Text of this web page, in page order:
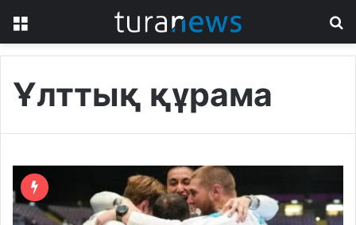
Ұлттық құрама